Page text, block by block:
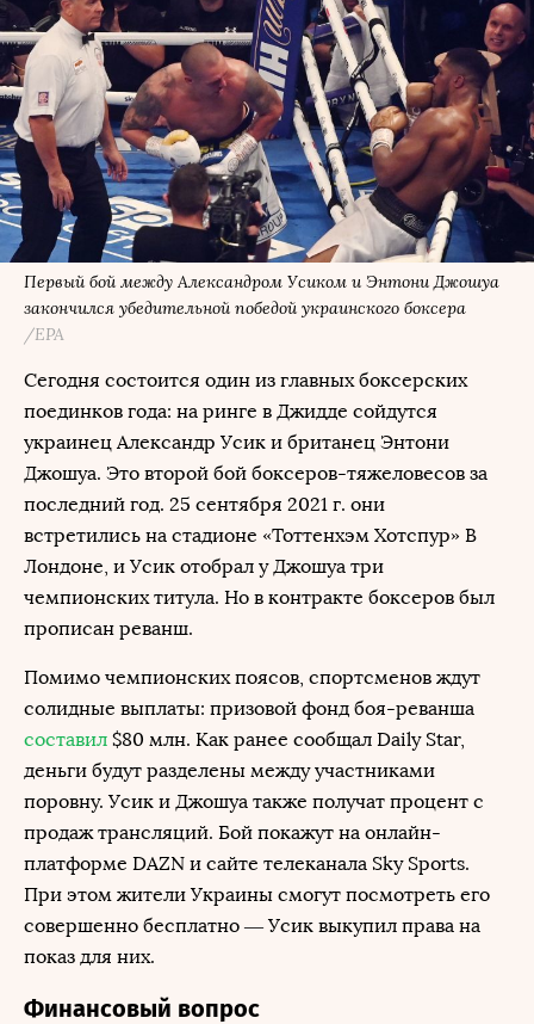
Первый бой между Александром Усиком и Энтони Джошуа
закончился убедительной победой украинского боксера
/EPA
Сегодня состоится один из главных боксерских
поединков года: на ринге в Джидде сойдутся
украинец Александр Усик и британец Энтони
Джошуа. Это второй бой боксеров-тяжеловесов за
последний год. 25 сентября 2021 г. они
встретились на стадионе «Тоттенхэм Хотспур» В
Лондоне, и Усик отобрал у Джошуа три
чемпионских титула. Но в контракте боксеров был
прописан реванш.
Помимо чемпионских поясов, спортсменов ждут
солидные выплаты: призовой фонд боя-реванша
составил $80 млн. Как ранее сообщал Daily Star,
деньги будут разделены между участниками
поровну. Усик и Джошуа также получат процент с
продаж трансляций. Бой покажут на онлайн-
платформе DAZN и сайте телеканала Sky Sports.
При этом жители Украины смогут посмотреть его
совершенно бесплатно — Усик выкупил права на
показ для них.
Финансовый вопрос